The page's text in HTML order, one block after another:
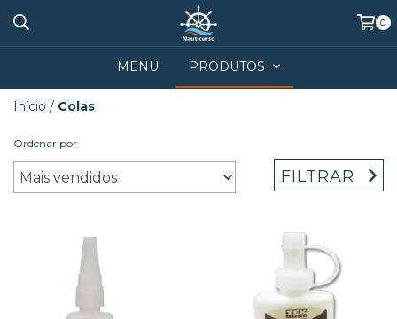
0
MENU PRODUTOS
Início / Colas
Ordenar por
FILTRAR